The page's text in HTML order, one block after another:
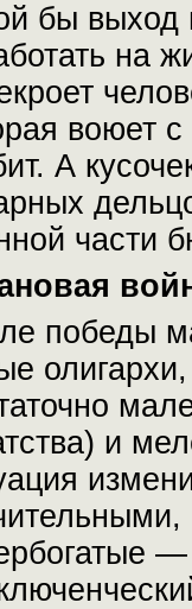
бы выход
на
воюет
А
части
победы
и